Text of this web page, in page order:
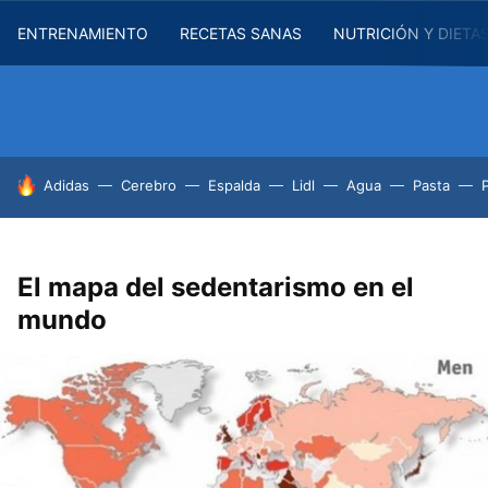
ENTRENAMIENTO RECETAS SANAS NUTRICIÓN Y
HOY SE HABLA DE
Adidas Cerebro Espalda Lidl Agua Pasta
El mapa del sedentarismo en el
mundo